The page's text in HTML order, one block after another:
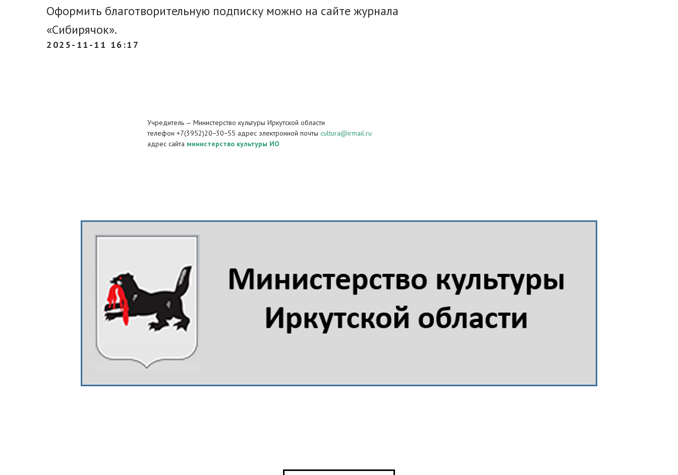
Оформить благотворительную подписку можно на сайте журнала
«Сибирячок».
2025-11-11 16:17
Учредитель — Министерство культуры Иркутской области
телефон +7(3952)20−30−55 адрес электронной почты cultura@irmail.ru
адрес сайта министерство культуры ИО